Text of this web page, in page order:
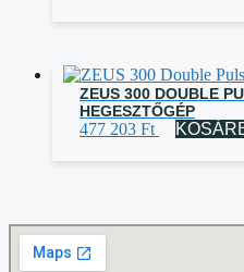
ZEUS 300 DOUBLE
HEGESZTŐGÉP
477 203 Ft